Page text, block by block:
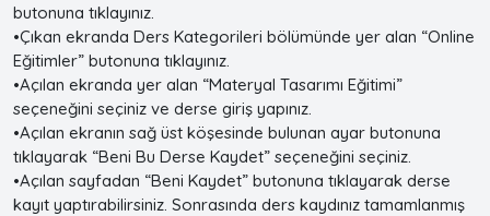
butonuna tıklayınız.
•Çıkan ekranda Ders Kategorileri bölümünde yer alan “Online
Eğitimler” butonuna tıklayınız.
•Açılan ekranda yer alan “Materyal Tasarımı Eğitimi”
seçeneğini seçiniz ve derse giriş yapınız.
•Açılan ekranın sağ üst köşesinde bulunan ayar butonuna
tıklayarak “Beni Bu Derse Kaydet” seçeneğini seçiniz.
•Açılan sayfadan “Beni Kaydet” butonuna tıklayarak derse
kayıt yaptırabilirsiniz. Sonrasında ders kaydınız tamamlanmış